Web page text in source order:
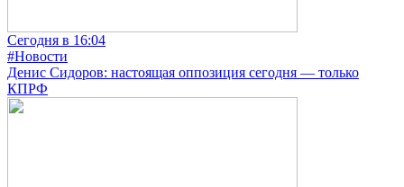
Сегодня в 16:04
#Новости
Денис Сидоров: настоящая оппозиция сегодня — только
КПРФ